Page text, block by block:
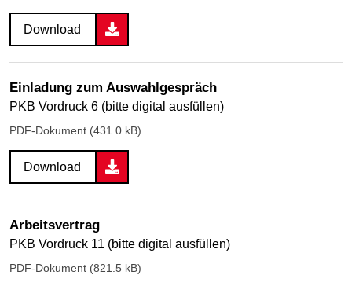
Download
Einladung zum Auswahlgespräch
PKB Vordruck 6 (bitte digital ausfüllen)
PDF-Dokument (431.0 kB)
Download
Arbeitsvertrag
PKB Vordruck 11 (bitte digital ausfüllen)
PDF-Dokument (821.5 kB)